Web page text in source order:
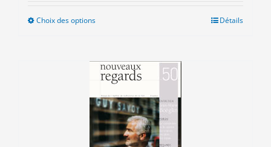
Choix des optionsCe
plusieurs
variations.
options
peuvent
être
choisies
Détails